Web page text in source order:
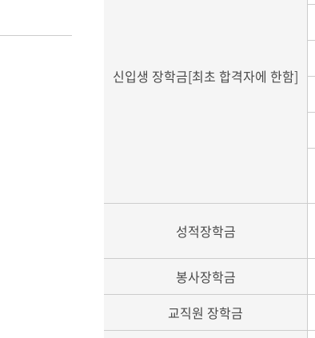
신입생 장학금[최초 합격자에 한함]
성적장학금
봉사장학금
교직원 장학금